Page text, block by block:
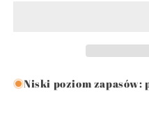
Niski poziom zapasów: